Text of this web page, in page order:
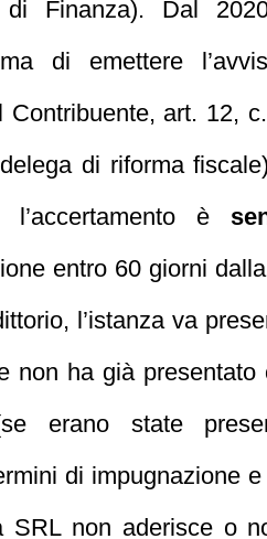
Finanza). Dal
di emettere
art. 12,
di riforma
è
entro 60 giorni
l’istanza va
non ha già presentato
erano state
di impugnazione
non aderisce o